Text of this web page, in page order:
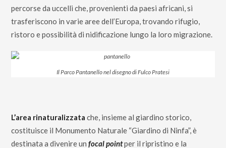
percorse da uccelli che, provenienti da paesi africani, si
trasferiscono in varie aree dell’Europa, trovando rifugio,
ristoro e possibilità di nidificazione lungo la loro migrazione.
Il Parco Pantanello nel disegno di Fulco Pratesi
L’area rinaturalizzata che, insieme al giardino storico,
costituisce il Monumento Naturale “Giardino di Ninfa”, è
destinata a divenire unfocal pointper il ripristino e la